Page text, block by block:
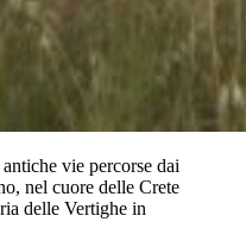
vie percorse dai
nel cuore delle Crete
delle Vertighe in